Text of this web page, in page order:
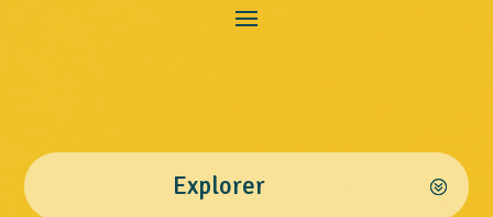
Explorer